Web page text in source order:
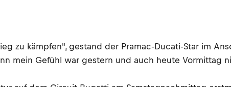
zu kämpfen", gestand der Pramac-Ducati-Star im
mein Gefühl war gestern und auch heute